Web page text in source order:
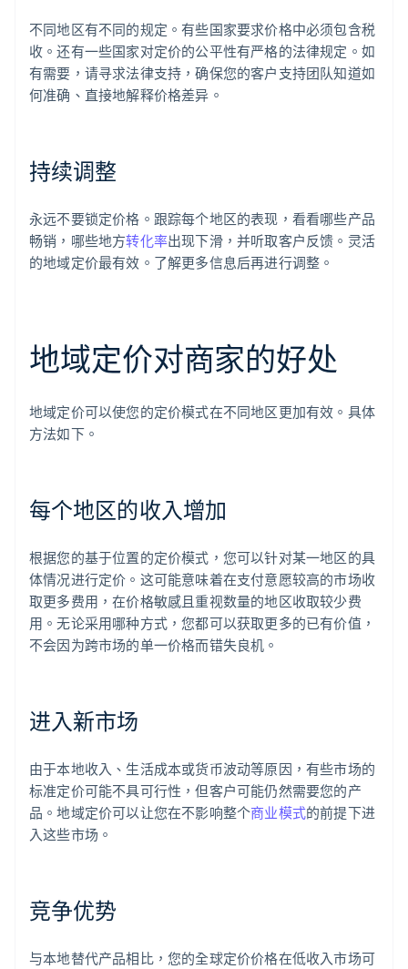
不同地区有不同的规定。有些国家要求价格中必须包含税
收。还有一些国家对定价的公平性有严格的法律规定。如
有需要，请寻求法律支持，确保您的客户支持团队知道如
何准确、直接地解释价格差异。
持续调整
永远不要锁定价格。跟踪每个地区的表现，看看哪些产品
畅销，哪些地方转化率出现下滑，并听取客户反馈。灵活
的地域定价最有效。了解更多信息后再进行调整。
地域定价对商家的好处
地域定价可以使您的定价模式在不同地区更加有效。具体
方法如下。
每个地区的收入增加
根据您的基于位置的定价模式，您可以针对某一地区的具
体情况进行定价。这可能意味着在支付意愿较高的市场收
取更多费用，在价格敏感且重视数量的地区收取较少费
用。无论采用哪种方式，您都可以获取更多的已有价值，
不会因为跨市场的单一价格而错失良机。
进入新市场
由于本地收入、生活成本或货币波动等原因，有些市场的
标准定价可能不具可行性，但客户可能仍然需要您的产
品。地域定价可以让您在不影响整个商业模式的前提下进
入这些市场。
竞争优势
与本地替代产品相比，您的全球定价价格在低收入市场可